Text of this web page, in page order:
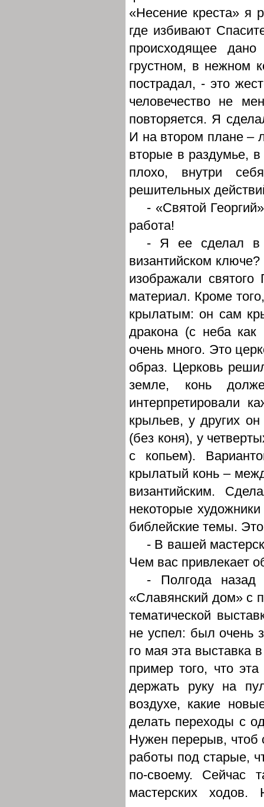
«Несение креста» я
где избивают
происходящее
грустном, в нежном
пострадал, - это
человечество не
повторяется. Я
И на втором плане –
вторые в раздумье, в
плохо, внутри
решительных
- «Святой
работа!
- Я ее сделал в
византийском
изображали
материал. Кроме
крылатым: он сам
дракона (с неба как
очень много. Это
образ. Церковь
земле, конь
интерпретировали
крыльев, у других
(без коня), у
с копьем).
крылатый конь –
византийским.
некоторые
библейские темы.
- В вашей
Чем вас привлекает
- Полгода назад
«Славянский дом» с
тематической
не успел: был очень
го мая эта выставка
пример того, что
держать руку на
воздухе, какие
делать переходы с
Нужен перерыв, чтоб
работы под старые,
по-своему. Сейчас
мастерских